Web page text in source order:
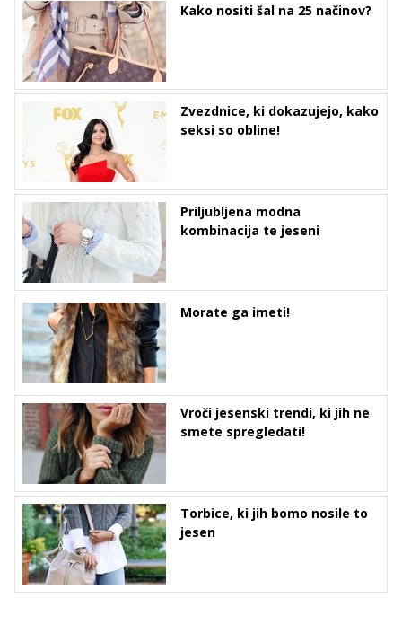
Kako nositi šal na 25 načinov?
Zvezdnice, ki dokazujejo, kako
seksi so obline!
Priljubljena modna
kombinacija te jeseni
Morate ga imeti!
Vroči jesenski trendi, ki jih ne
smete spregledati!
Torbice, ki jih bomo nosile to
jesen